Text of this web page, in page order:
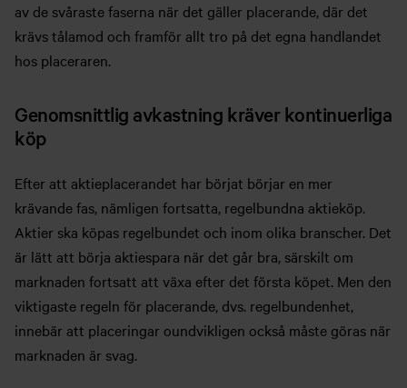
av de svåraste faserna när det gäller placerande, där det
krävs tålamod och framför allt tro på det egna handlandet
hos placeraren.
Genomsnittlig avkastning kräver kontinuerliga
köp
Efter att aktieplacerandet har börjat börjar en mer
krävande fas, nämligen fortsatta, regelbundna aktieköp.
Aktier ska köpas regelbundet och inom olika branscher. Det
är lätt att börja aktiespara när det går bra, särskilt om
marknaden fortsatt att växa efter det första köpet. Men den
viktigaste regeln för placerande, dvs. regelbundenhet,
innebär att placeringar oundvikligen också måste göras när
marknaden är svag.